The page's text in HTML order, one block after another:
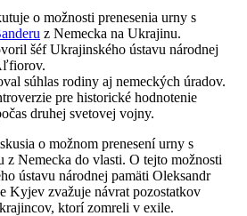
o možnosti prenesenia urny s
z Nemecka na Ukrajinu.
šéf Ukrajinského ústavu národnej
súhlas rodiny aj nemeckých úradov.
pre historické hodnotenie
druhej svetovej vojny.
o možnom prenesení urny s
z Nemecka do vlasti. O tejto možnosti
ústavu národnej pamäti Oleksandr
zvažuje návrat pozostatkov
ktorí zomreli v exile.